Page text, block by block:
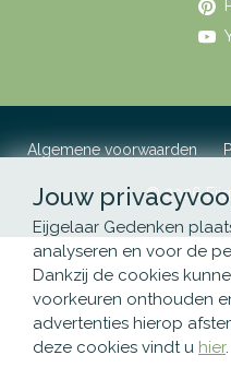
Algemene voorwaarden
© 2026
Jouw
Eijgelaar Gedenken
analyseren en voor de
Dankzij de cookies
voorkeuren onthouden
advertenties hierop
deze cookies vindt u hier.